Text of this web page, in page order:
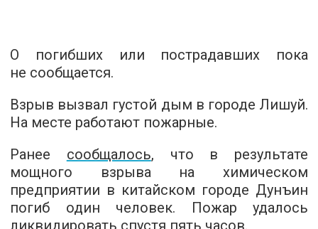
О погибших или пострадавших пока
не сообщается.
Взрыв вызвал густой дым в городе Лишуй.
На месте работают пожарные.
Ранее сообщалось, что в результате
мощного взрыва на химическом
предприятии в китайском городе Дунъин
погиб один человек. Пожар удалось
ликвидировать спустя пять часов.